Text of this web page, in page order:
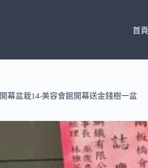
首頁
開幕盆栽14-美容會館開幕送金錢樹一盆